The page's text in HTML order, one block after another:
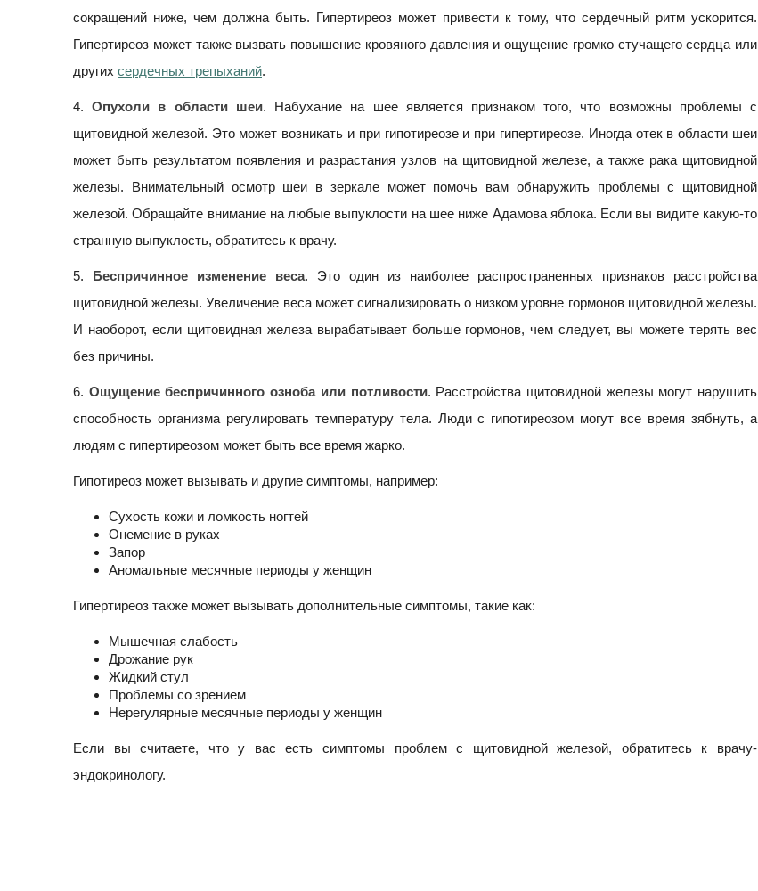
сокращений ниже, чем должна быть. Гипертиреоз может привести к тому, что сердечный ритм ускорится.
Гипертиреоз может также вызвать повышение кровяного давления и ощущение громко стучащего сердца или
других сердечных трепыханий.
4.Опухоли в области шеи. Набухание на шее является признаком того, что возможны проблемы с
щитовидной железой. Это может возникать и при гипотиреозе и при гипертиреозе. Иногда отек в области шеи
может быть результатом появления и разрастания узлов на щитовидной железе, а также рака щитовидной
железы. Внимательный осмотр шеи в зеркале может помочь вам обнаружить проблемы с щитовидной
железой. Обращайте внимание на любые выпуклости на шее ниже Адамова яблока. Если вы видите какую-то
странную выпуклость, обратитесь к врачу.
5. Беcпричинное изменение веса. Это один из наиболее распространенных признаков расстройства
щитовидной железы. Увеличение веса может сигнализировать о низком уровне гормонов щитовидной железы.
И наоборот, если щитовидная железа вырабатывает больше гормонов, чем следует, вы можете терять вес
без причины.
6. Ощущение беcпричинного озноба или потливости. Расстройства щитовидной железы могут нарушить
способность организма регулировать температуру тела. Люди с гипотиреозом могут все время зябнуть, а
людям с гипертиреозом может быть все время жарко.
Гипотиреоз может вызывать и другие симптомы, например:
Сухость кожи и ломкость ногтей
Онемение в руках
Запор
Аномальные месячные периоды у женщин
Гипертиреоз также может вызывать дополнительные симптомы, такие как:
Мышечная слабость
Дрожание рук
Жидкий стул
Проблемы со зрением
Нерегулярные месячные периоды у женщин
Если вы считаете, что у вас есть симптомы проблем с щитовидной железой, обратитесь к врачу-
эндокринологу.